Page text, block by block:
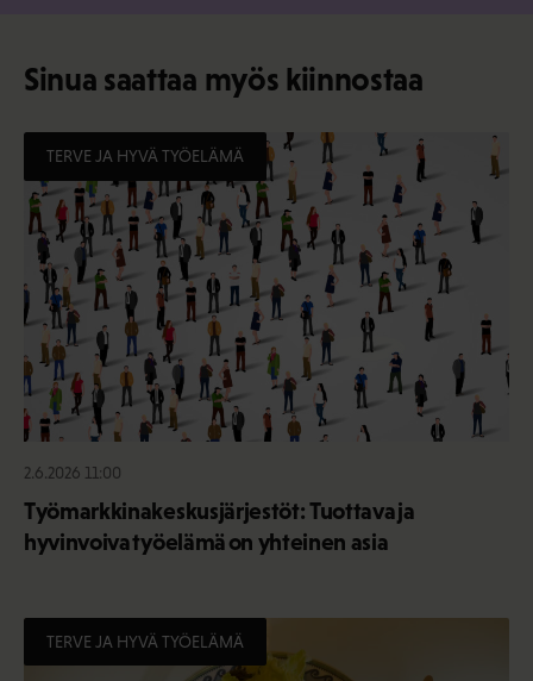
Sinua saattaa myös kiinnostaa
TERVE JA HYVÄ TYÖELÄMÄ
2.6.2026 11:00
Työmarkkinakeskusjärjestöt: Tuottava ja
hyvinvoiva työelämä on yhteinen asia
TERVE JA HYVÄ TYÖELÄMÄ